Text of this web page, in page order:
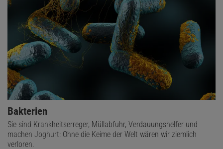
Bakterien
Sie sind Krankheitserreger, Müllabfuhr, Verdauungshelfer und
machen Joghurt: Ohne die Keime der Welt wären wir ziemlich
verloren.